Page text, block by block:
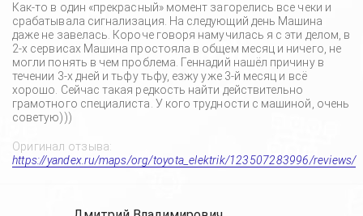
Как-то в один «прекрасный» момент загорелись все чеки и
срабатывала сигнализация. На следующий день Машина
даже не завелась. Короче говоря намучилась я с эти делом, в
2-х сервисах Машина простояла в общем месяц и ничего, не
могли понять в чем проблема. Геннадий нашёл причину в
течении 3-х дней и тьфу тьфу, езжу уже 3-й месяц и всё
хорошо. Сейчас такая редкость найти действительно
грамотного специалиста. У кого трудности с машиной, очень
советую)))
Оригинал отзыва:
https://yandex.ru/maps/org/toyota_elektrik/123507283996/reviews/